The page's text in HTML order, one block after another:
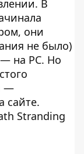
В
они
не было)
на PC. Но
—
сайте.
Stranding